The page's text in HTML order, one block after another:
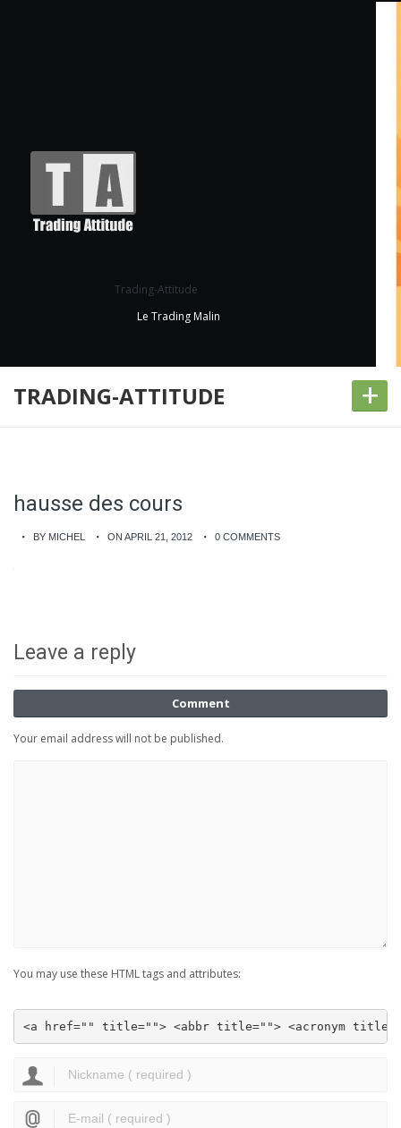
Trading-Attitude
Le Trading Malin
TRADING-ATTITUDE +
hausse des cours
BY MICHEL ON APRIL 21, 2012 0 COMMENTS
Leave a reply
Comment
Your email address will not be published.
You may use these HTML tags and attributes:
<a href="" title=""> <abbr title=""> <acronym